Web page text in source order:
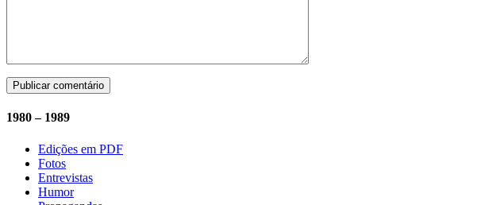
1980 – 1989
Edições em PDF
Fotos
Entrevistas
Humor